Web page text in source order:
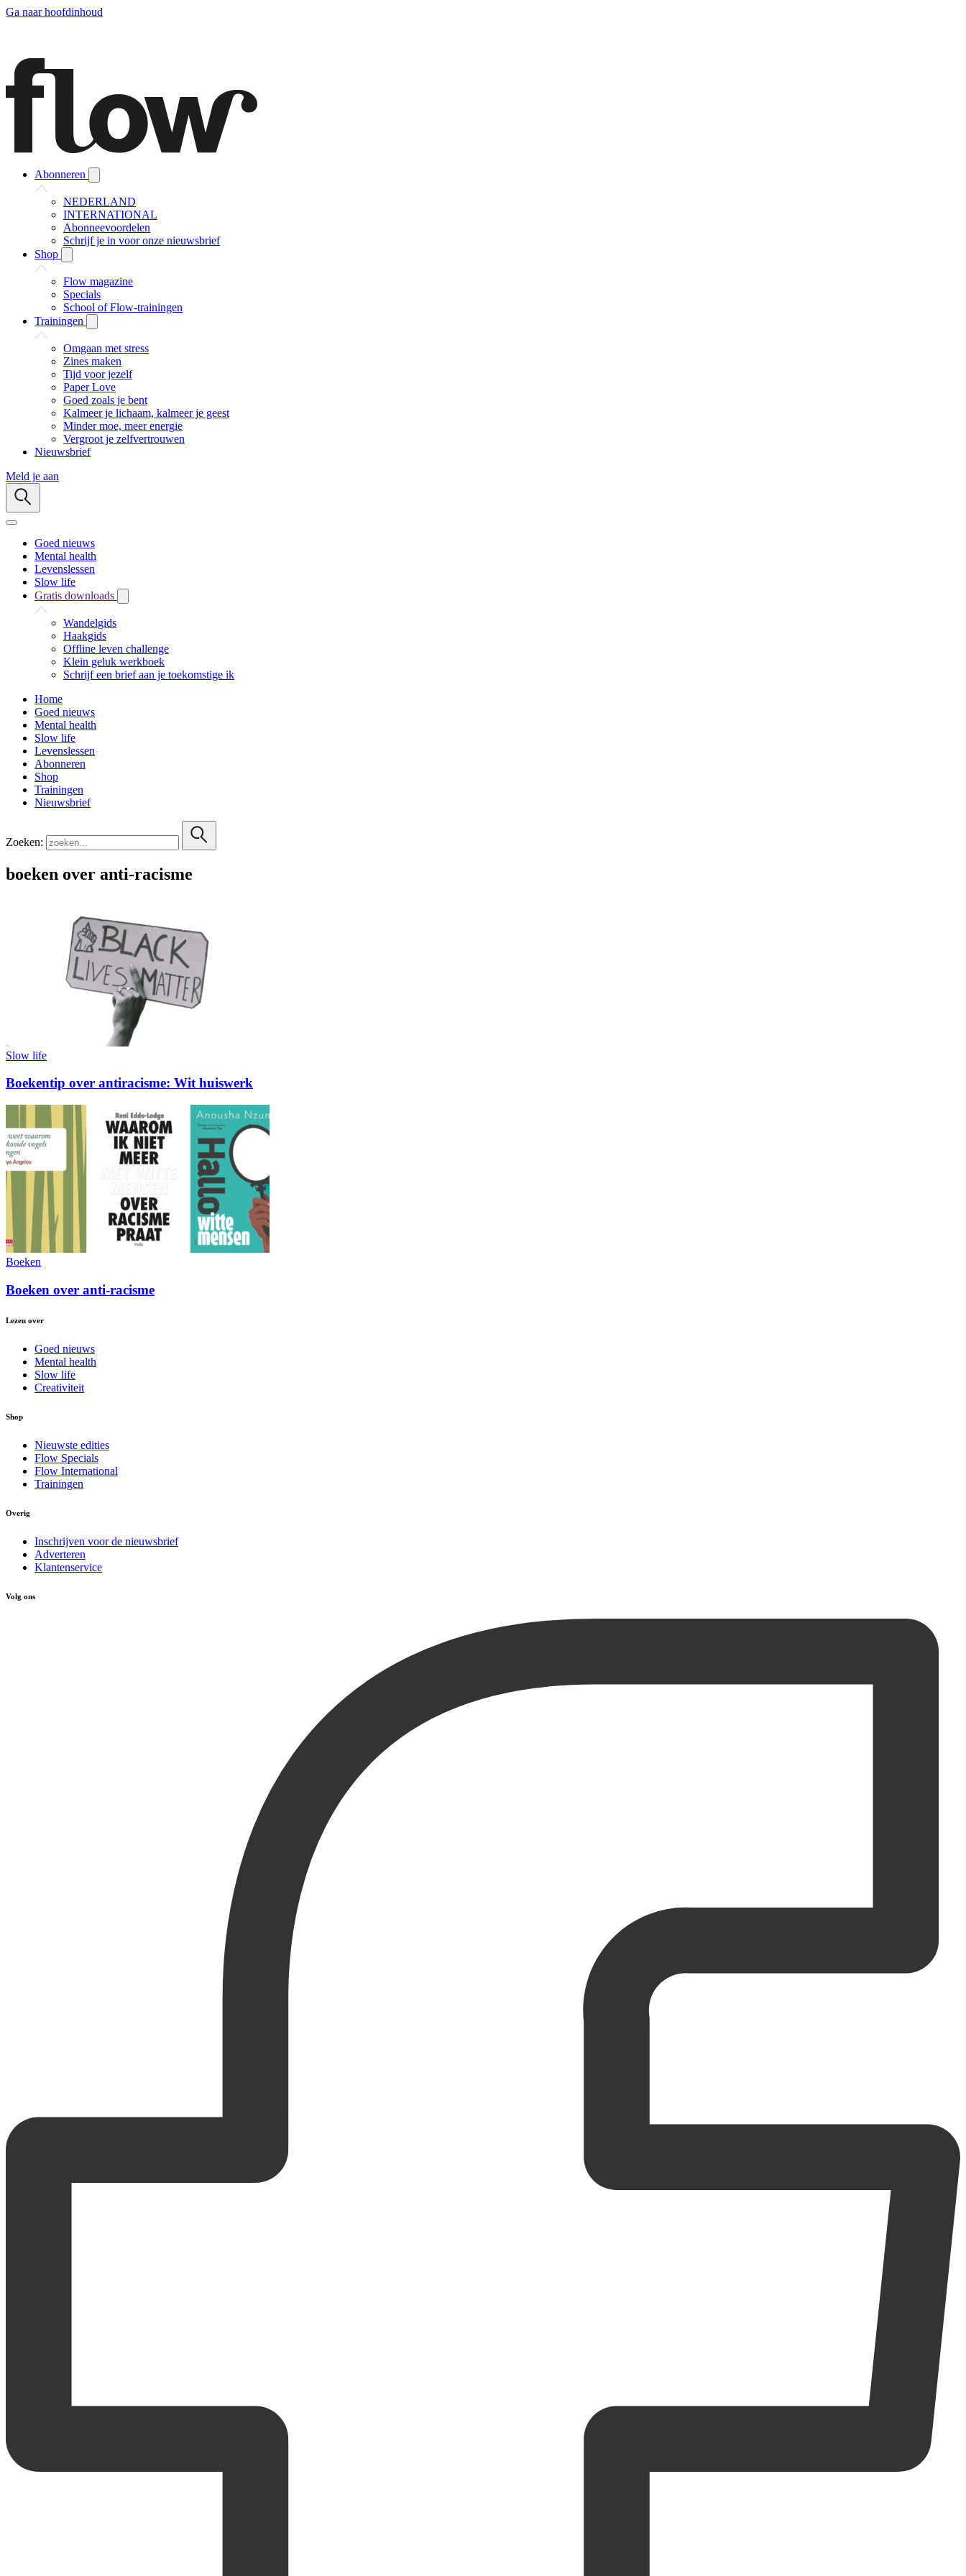
Ga naar hoofdinhoud
Abonneren
NEDERLAND
INTERNATIONAL
Abonneevoordelen
Schrijf je in voor onze nieuwsbrief
Shop
Flow magazine
Specials
School of Flow-trainingen
Trainingen
Omgaan met stress
Zines maken
Tijd voor jezelf
Paper Love
Goed zoals je bent
Kalmeer je lichaam, kalmeer je geest
Minder moe, meer energie
Vergroot je zelfvertrouwen
Nieuwsbrief
Meld je aan
Goed nieuws
Mental health
Levenslessen
Slow life
Gratis downloads
Wandelgids
Haakgids
Offline leven challenge
Klein geluk werkboek
Schrijf een brief aan je toekomstige ik
Home
Goed nieuws
Mental health
Slow life
Levenslessen
Abonneren
Shop
Trainingen
Nieuwsbrief
Zoeken:
boeken over anti-racisme
Slow life
Boekentip over antiracisme: Wit huiswerk
Boeken
Boeken over anti-racisme
Lezen over
Goed nieuws
Mental health
Slow life
Creativiteit
Shop
Nieuwste edities
Flow Specials
Flow International
Trainingen
Overig
Inschrijven voor de nieuwsbrief
Adverteren
Klantenservice
Volg ons